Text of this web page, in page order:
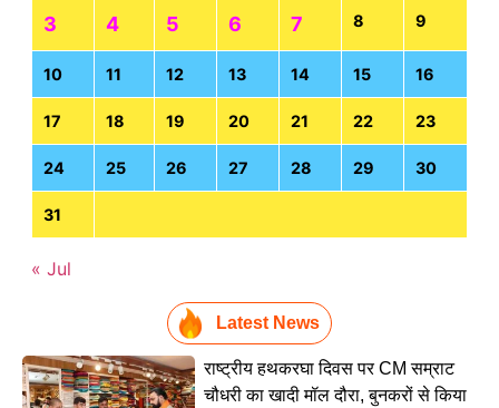
3 4 5 6 7 8 9
10 11 12 13 14 15 16
17 18 19 20 21 22 23
24 25 26 27 28 29 30
31
« Jul
Latest News
राष्ट्रीय हथकरघा दिवस पर CM सम्राट
चौधरी का खादी मॉल दौरा, बुनकरों से किया